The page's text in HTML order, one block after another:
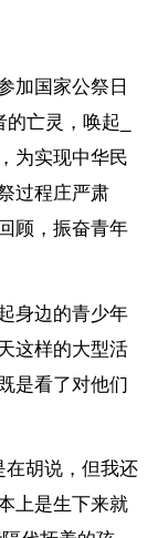
加国家公祭日
亡灵，唤起_
为实现中华民
过程庄严肃
顾，振奋青年
身边的青少年
这样的大型活
是看了对他们
在胡说，但我还
上是生下来就